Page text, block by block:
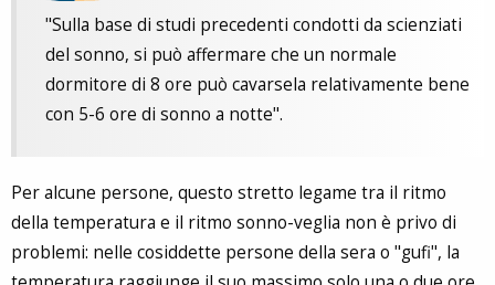
"Sulla base di studi precedenti condotti da scienziati
del sonno, si può affermare che un normale
dormitore di 8 ore può cavarsela relativamente bene
con 5-6 ore di sonno a notte".
Per alcune persone, questo stretto legame tra il ritmo
della temperatura e il ritmo sonno-veglia non è privo di
problemi: nelle cosiddette persone della sera o "gufi", la